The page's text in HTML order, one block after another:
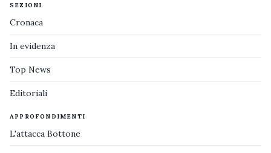
SEZIONI
Cronaca
In evidenza
Top News
Editoriali
APPROFONDIMENTI
L'attacca Bottone